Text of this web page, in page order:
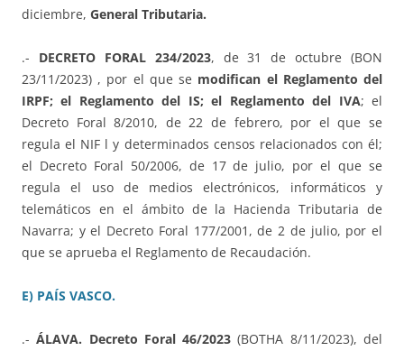
diciembre, General Tributaria.
.- DECRETO FORAL 234/2023, de 31 de octubre (BON
23/11/2023) , por el que se modifican el Reglamento del
IRPF; el Reglamento del IS; el Reglamento del IVA; el
Decreto Foral 8/2010, de 22 de febrero, por el que se
regula el NIF l y determinados censos relacionados con él;
el Decreto Foral 50/2006, de 17 de julio, por el que se
regula el uso de medios electrónicos, informáticos y
telemáticos en el ámbito de la Hacienda Tributaria de
Navarra; y el Decreto Foral 177/2001, de 2 de julio, por el
que se aprueba el Reglamento de Recaudación.
E) PAÍS VASCO.
.-ÁLAVA. Decreto Foral 46/2023 (BOTHA 8/11/2023), del